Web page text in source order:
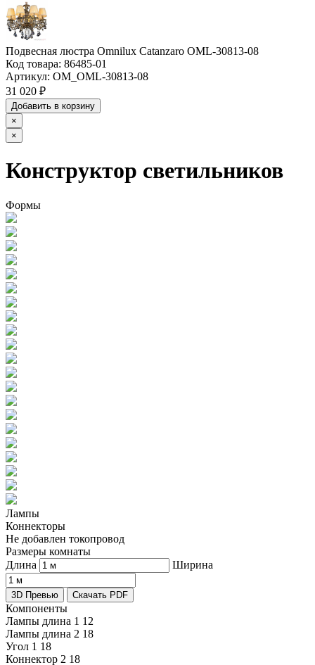
Подвесная люстра Omnilux Catanzaro OML-30813-08
Код товара: 86485-01
Артикул: OM_OML-30813-08
31 020 ₽
Добавить в корзину
×
×
Конструктор светильников
Формы
Лампы
Коннекторы
Не добавлен токопровод
Размеры комнаты
Длина
Ширина
3D Превью Скачать PDF
Компоненты
Лампы длина 1 12
Лампы длина 2 18
Угол 1 18
Коннектор 2 18